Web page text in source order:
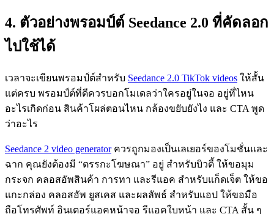
4. ตัวอย่างพรอมป์ต์ Seedance 2.0 ที่คัดลอก
ไปใช้ได้
เวลาจะเขียนพรอมป์ต์สำหรับ Seedance 2.0 TikTok videos ให้สั้น
แต่ครบ พรอมป์ต์ที่ดีควรบอกโมเดลว่าใครอยู่ในจอ อยู่ที่ไหน
อะไรเกิดก่อน สินค้าโผล่ตอนไหน กล้องขยับยังไง และ CTA พูด
ว่าอะไร
Seedance 2 video generatorควรถูกมองเป็นเลเยอร์ของโมชั่นและ
ฉาก คุณยังต้องมี “ตรรกะโฆษณา” อยู่ สำหรับบิวตี้ ให้ขอมุม
กระจก คลอสอัพสินค้า การทา และรีแอค สำหรับแก็ดเจ็ต ให้ขอ
แกะกล่อง คลอสอัพ ยูสเคส และผลลัพธ์ สำหรับแอป ให้ขอมือ
ถือโทรศัพท์ อินเตอร์แอคหน้าจอ รีแอคใบหน้า และ CTA สั้น ๆ